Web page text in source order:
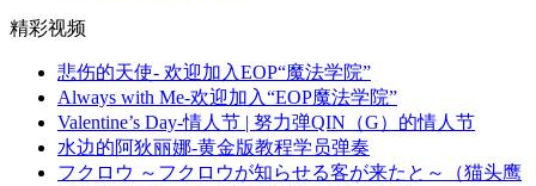
精彩视频
悲伤的天使- 欢迎加入EOP“魔法学院”
Always with Me-欢迎加入“EOP魔法学院”
Valentine’s Day-情人节 | 努力弹QIN（G）的情人节
水边的阿狄丽娜-黄金版教程学员弹奏
フクロウ ～フクロウが知らせる客が来たと～（猫头鹰